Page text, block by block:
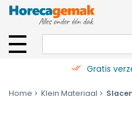
Gratis
Home Klein Materiaal